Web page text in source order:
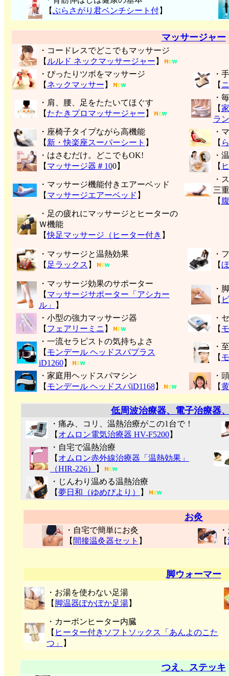
【ぶらさがり君ベンチシート付】
マッサージャー
・コードレスでどこでもマッサージ
【 ルルド ネックマッサージャー 】
・ぴったりツボをマッサージ
【 ネックマッサー 】
・
【
・肩、腰、足をたたいてほぐす
【 たたきプロマッサージャー 】
・
【
ラ
・座椅子タイプながら高機能
【 新・快楽座スーパーシート 】
・
【
・はさむだけ。どこでもOK!
【 マッサージ器＃100】
・
【
・マッサージ機能付きエアーベッド
【 マッサージエアーベッド 】
・
三
【
・足の疲れにマッサージとヒーターの
Ｗ機能
【快足マッサージ（ヒーター付き 】
・マッサージと温熱効果
【 足ラックス 】
・
【
・マッサージ効果のサポーター
【 マッサージサポーター「アシカー
ル」
】
・
【
・小型の強力マッサージ器
【 フェアリーミニ 】
・
【
・一流セラピストの気持ちよさ
【 モンデール ヘッドスパプラス
iD1260】
・
【
・家庭用ヘッドスパマシン
【 モンデール ヘッドスパiD1168】
・
【
低周波治療器、電子治療器
・痛み、コリ、温熱治療がこの1台で！
【 オムロン電気治療器 HV-F5200】
・自宅で温熱治療
【 オムロン赤外線治療器「温熱効果」
（HIR-226）
】
・じんわり温める温熱治療
【夢日和（ゆめびより） 】
お灸
・自宅で簡単にお灸
【 間接温灸器セット 】
【
脚ウォーマー
・お湯を使わない足湯
【 脚温器ぽかぽか足湯】
・カーボンヒーター内臓
【 ヒーター付きソフトソックス「あんよのこた
つ」
】
つえ、ステッキ